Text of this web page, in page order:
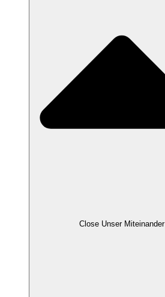
Close Unser Miteinander